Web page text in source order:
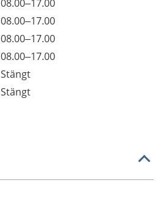
08.00–17.00
08.00–17.00
08.00–17.00
08.00–17.00
Stängt
Stängt